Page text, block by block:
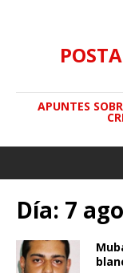
APUNTES
Día: 7